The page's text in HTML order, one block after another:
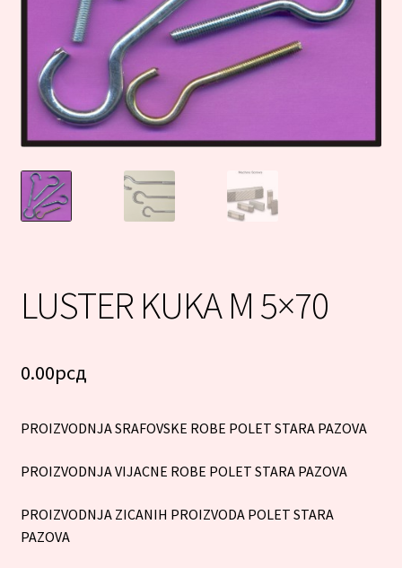
LUSTER KUKA M 5×70
0.00рсд
PROIZVODNJA SRAFOVSKE ROBE POLET STARA PAZOVA
PROIZVODNJA VIJACNE ROBE POLET STARA PAZOVA
PROIZVODNJA ZICANIH PROIZVODA POLET STARA
PAZOVA